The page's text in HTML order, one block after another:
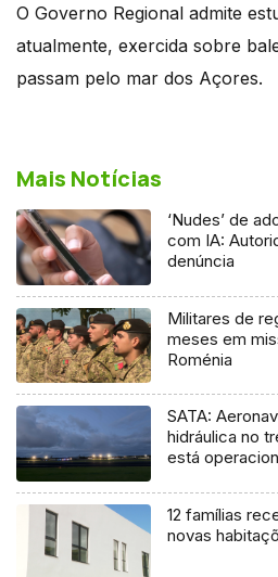
O Governo Regional admite
atualmente, exercida sobre
passam pelo mar dos Açores.
Mais Notícias
‘Nudes’ de
com IA:
denúncia
Militares de
meses em
Roménia
SATA:
hidráulica no
está
12 famílias
novas